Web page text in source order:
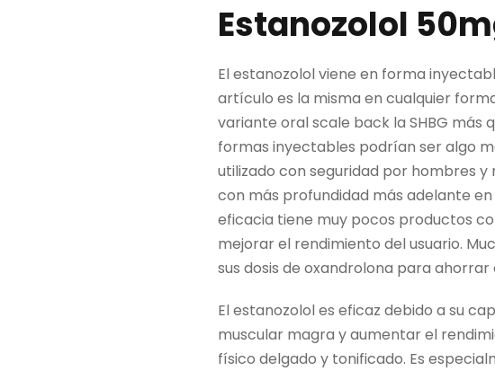
Estanozolol
El estanozolol viene en forma
artículo es la misma en cualquier
variante oral scale back la SHBG
formas inyectables podrían ser algo
utilizado con seguridad por hombres y
con más profundidad más adelante
eficacia tiene muy pocos productos
mejorar el rendimiento del usuario.
sus dosis de oxandrolona para ahorrar
El estanozolol es eficaz debido a su
muscular magra y aumentar el
físico delgado y tonificado. Es